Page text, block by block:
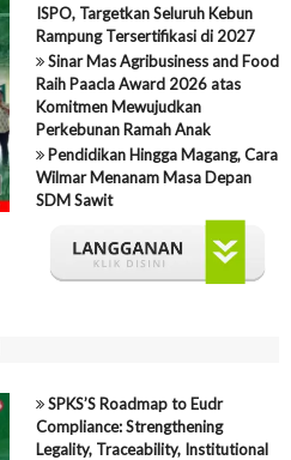
ISPO, Targetkan Seluruh Kebun
Rampung Tersertifikasi di 2027
Sinar Mas Agribusiness and Food
Raih Paacla Award 2026 atas
Komitmen Mewujudkan
Perkebunan Ramah Anak
Pendidikan Hingga Magang, Cara
Wilmar Menanam Masa Depan
SDM Sawit
SPKS’S Roadmap to Eudr
Compliance: Strengthening
Legality, Traceability, Institutional